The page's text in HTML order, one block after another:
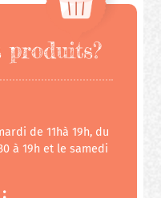
produits?
de 11hà 19h, du
à 19h et le samedi